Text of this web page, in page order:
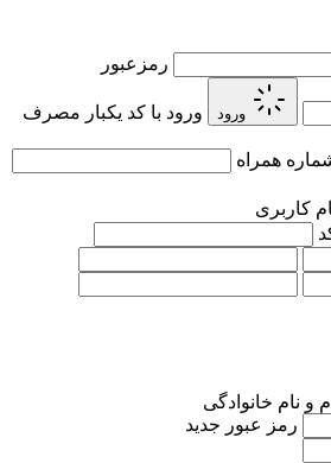
رمزعبور
ورود
ورود با کد یکبار مصرف
همراه
کاربری
و نام خانوادگی
رمز عبور جدید